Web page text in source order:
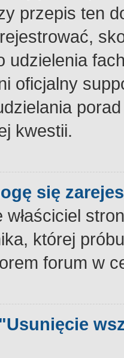
przepis ten
udzielenia
oficjalny
kwestii.
się
której
forum w